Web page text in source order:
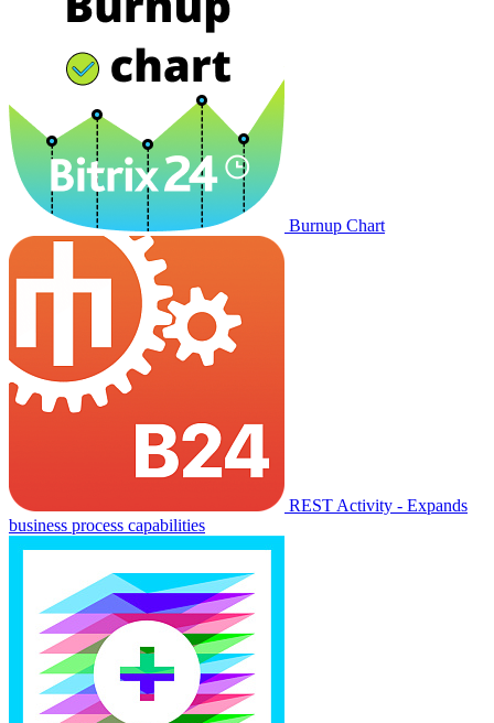
Burnup Chart
REST Activity - Expands
business process capabilities